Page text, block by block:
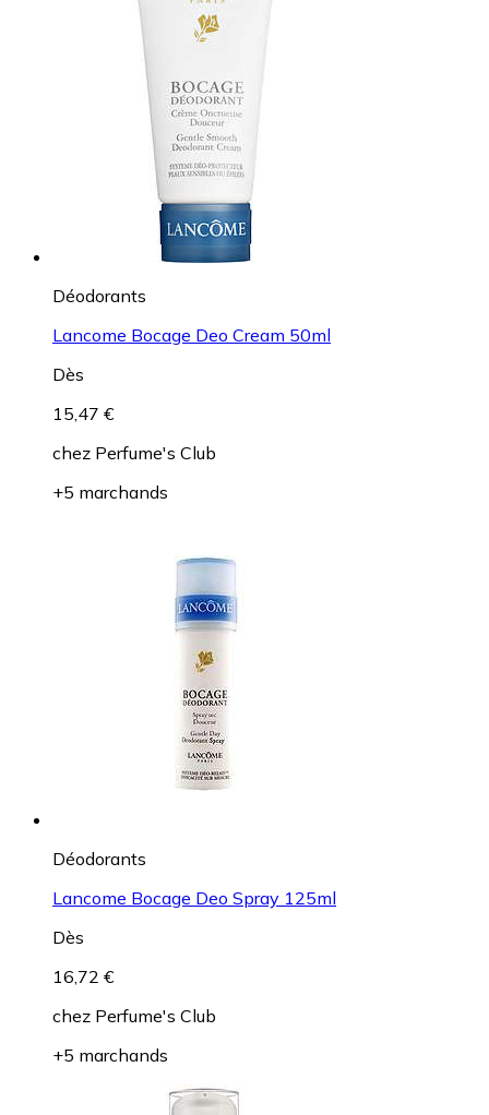
Déodorants
Lancome Bocage Deo Cream 50ml
Dès
15,47 €
chez Perfume's Club
+5 marchands
Déodorants
Lancome Bocage Deo Spray 125ml
Dès
16,72 €
chez Perfume's Club
+5 marchands